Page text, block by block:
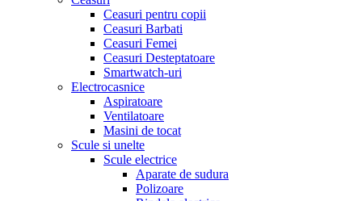
Ceasuri pentru copii
Ceasuri Barbati
Ceasuri Femei
Ceasuri Desteptatoare
Smartwatch-uri
Electrocasnice
Aspiratoare
Ventilatoare
Masini de tocat
Scule si unelte
Scule electrice
Aparate de sudura
Polizoare